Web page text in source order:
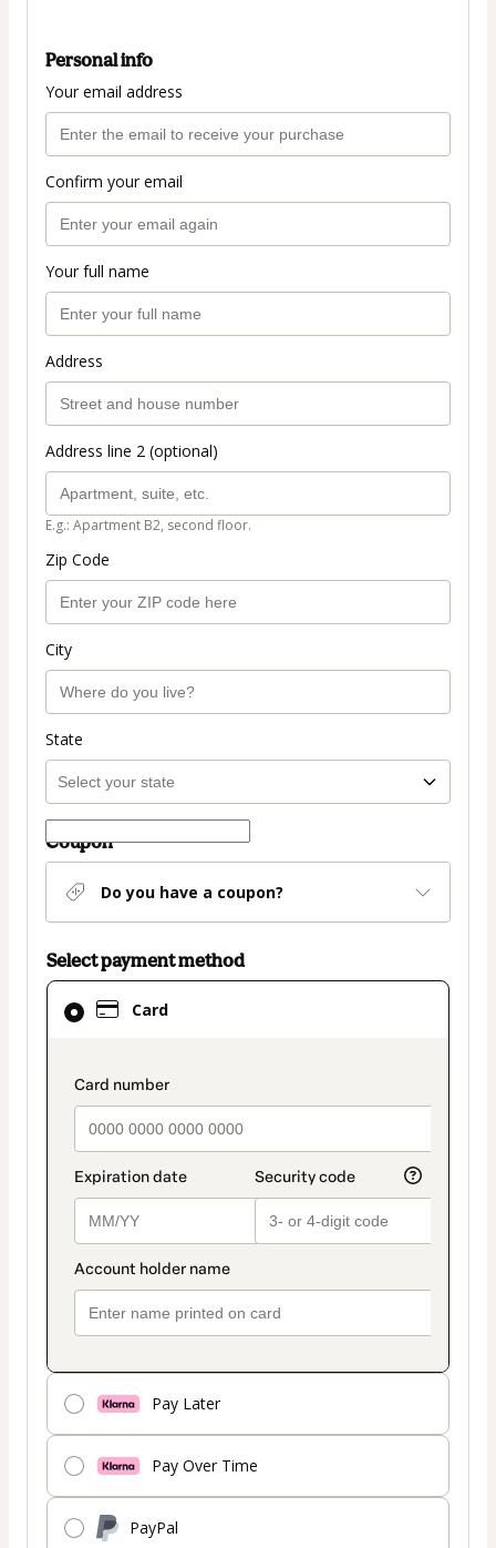
Personal info
Your email address
Confirm your email
Your full name
Address
Address line 2 (optional)
E.g.: Apartment B2, second floor.
Zip Code
City
State
Coupon
Do you have a coupon?
Select payment method
Card
payment_data.section_title_v2
Pay Later
Pay Over Time
PayPal
Card
selected
method